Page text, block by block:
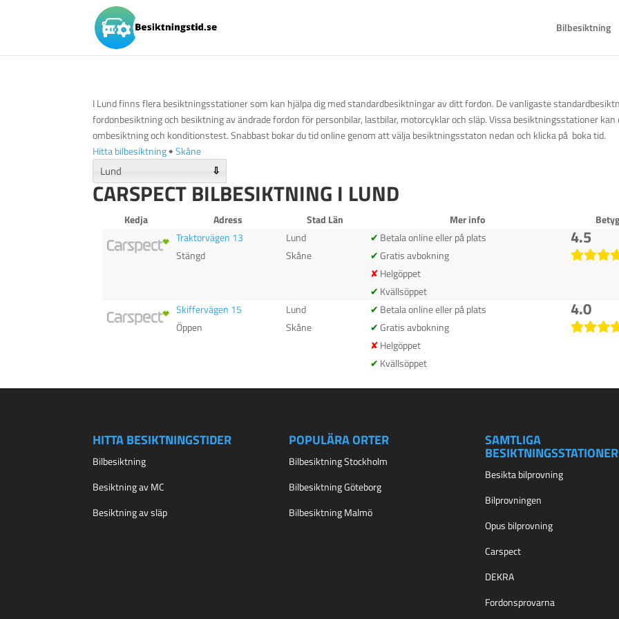
Bilbesiktning
I Lund finns flera besiktningsstationer som kan hjälpa dig med standardbesiktningar av ditt fordon. De vanligaste
fordonbesiktning och besiktning av ändrade fordon för personbilar, lastbilar, motorcyklar och släp. Vissa besiktningsstationer
ombesiktning och konditionstest. Snabbast bokar du tid online genom att välja besiktningsstaton nedan och klicka på boka tid.
Hitta bilbesiktning🠺Skåne
⇩
CARSPECT BILBESIKTNING I LUND
Kedja Adress Stad Län Mer info Betyg
Traktorvägen 13
Stängd
Lund
Skåne
Betala online eller på plats
Gratis avbokning
Helgöppet
Kvällsöppet
4.5
Skiffervägen 15
Öppen
Lund
Skåne
Betala online eller på plats
Gratis avbokning
Helgöppet
Kvällsöppet
4.0
HITTA BESIKTNINGSTIDER
Bilbesiktning
Besiktning av MC
Besiktning av släp
POPULÄRA ORTER
Bilbesiktning Stockholm
Bilbesiktning Göteborg
Bilbesiktning Malmö
SAMTLIGA
BESIKTNINGSSTATIONER
Besikta bilprovning
Bilprovningen
Opus bilprovning
Carspect
DEKRA
Fordonsprovarna